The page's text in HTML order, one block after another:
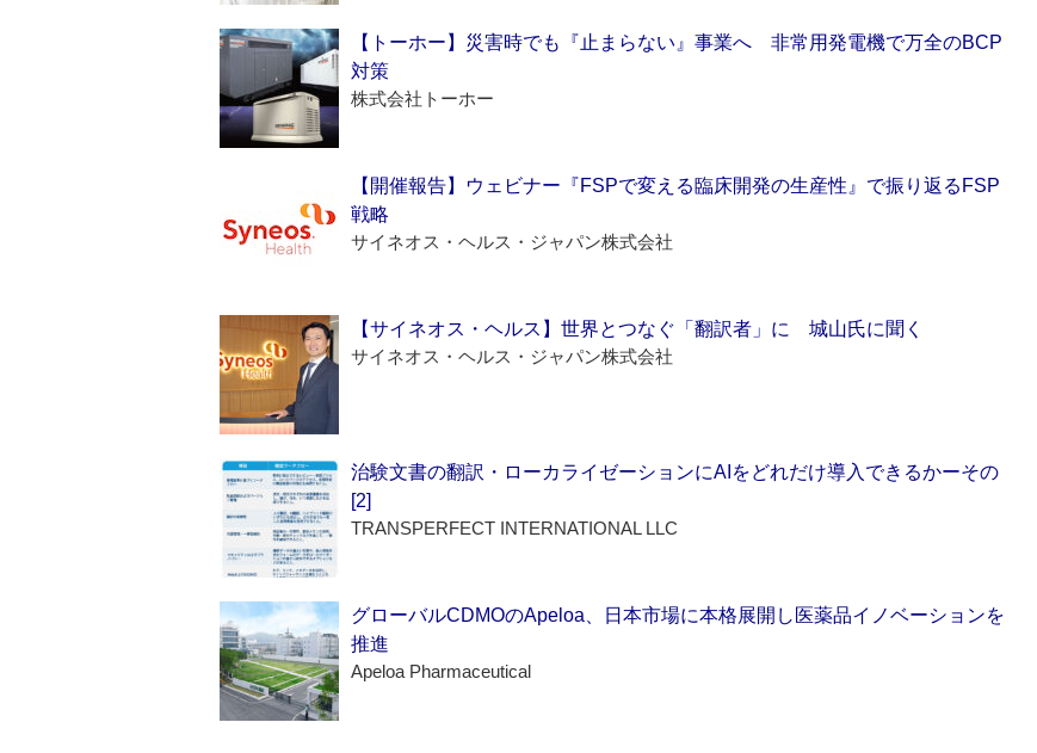
【トーホー】災害時でも『止まらない』事業へ 非常用発電機で万全のBCP
対策
株式会社トーホー
【開催報告】ウェビナー『FSPで変える臨床開発の生産性』で振り返るFSP
戦略
サイネオス・ヘルス・ジャパン株式会社
【サイネオス・ヘルス】世界とつなぐ「翻訳者」に 城山氏に聞く
サイネオス・ヘルス・ジャパン株式会社
治験文書の翻訳・ローカライゼーションにAIをどれだけ導入できるかーその
[2]
TRANSPERFECT INTERNATIONAL LLC
グローバルCDMOのApeloa、日本市場に本格展開し医薬品イノベーションを
推進
Apeloa Pharmaceutical